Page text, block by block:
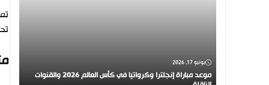
يونيو 17, 2026
موعد مباراة إنجلترا وكرواتيا في كأس العالم 2026 والقنوات